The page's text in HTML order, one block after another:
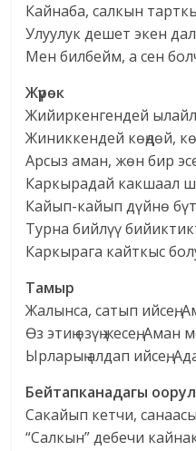
Кайнаба, салкын
Улуулук дешет экен
Мен билбейм, а сен
Жүрөк
Жийиркенгендей
Жиниккендей көңдөй,
Арсыз аман, жөн бир
Каркырадай какшаал
Кайып-кайып дүйнө
Турна бийлүү
Каркырага кайткыс
Тамыр
Жалынса, сатып ийсең,
Өз этиң өзүң жесең, Аман
Ырларың алдап ийсең,
Бейтапканадагы
Сакайып кетчи,
“Салкын” дебечи